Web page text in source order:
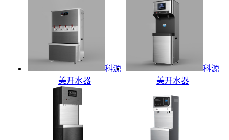
科源
美开水器
科源
美开水器